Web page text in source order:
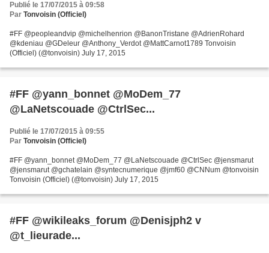
Publié le 17/07/2015 à 09:58
Par Tonvoisin (Officiel)
#FF @peopleandvip @michelhenrion @BanonTristane @AdrienRohard
@kdeniau @GDeleur @Anthony_Verdot @MattCarnot1789 Tonvoisin
(Officiel) (@tonvoisin) July 17, 2015
#FF @yann_bonnet @MoDem_77
@LaNetscouade @CtrlSec...
Publié le 17/07/2015 à 09:55
Par Tonvoisin (Officiel)
#FF @yann_bonnet @MoDem_77 @LaNetscouade @CtrlSec @jensmarut
@jensmarut @gchatelain @syntecnumerique @jmf60 @CNNum @tonvoisin
Tonvoisin (Officiel) (@tonvoisin) July 17, 2015
#FF @wikileaks_forum @Denisjph2 v
@t_lieurade...